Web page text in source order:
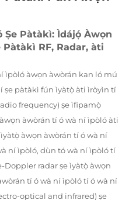
Ṣe Pàtàkì: Ìdájọ́ Àwọn
RF, Radar, àti
ìpòló àwọn àwòrán kan ló mú
ṣe pàtàkì fún ìyàtọ̀ àti ìròyìn tí
frequency) ṣe ìfipamọ̀
àwòrán tí ó wà ní ìpòló àti
àwọn àwòrán tí ó wà ní
ní ìpòló, dùn tó wà ní ìpòló tí
Doppler radar ṣe ìyàtọ̀ àwọn
tí ó wà ní ìpòló tí ó wà ní
optical and infrared) ṣe